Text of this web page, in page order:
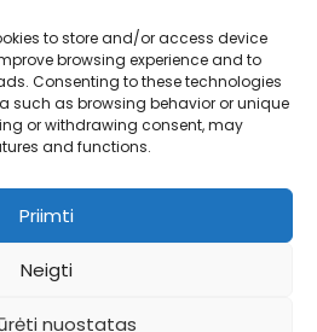
to store and/or access device
browsing experience and to
Consenting to these technologies
such as browsing behavior or unique
or withdrawing consent, may
and functions.
Priimti
Neigti
nuostatas
© Bodyfoodas.lt 2026